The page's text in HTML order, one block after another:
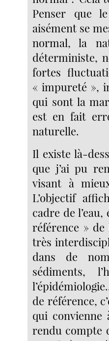
Penser que
aisément se
normal, la
déterministe,
fortes
« impureté »,
qui sont la
est en fait
naturelle.
Il existe là-
que j’ai pu
visant à
L’objectif
cadre de
référence » de
très
dans de
sédiments,
de référence,
qui convienne
rendu compte